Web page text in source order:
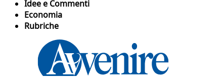
Idee e Commenti
Economia
Rubriche